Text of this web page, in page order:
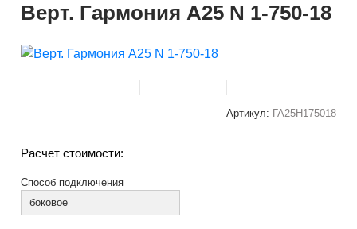
Верт. Гармония А25 N 1-750-18
Артикул: ГА25Н175018
Расчет стоимости:
Способ подключения
боковое